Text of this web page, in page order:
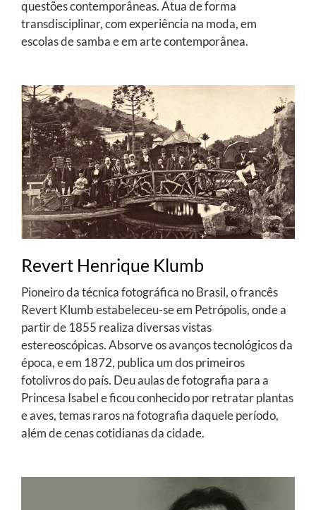
questões contemporâneas. Atua de forma
transdisciplinar, com experiência na moda, em
escolas de samba e em arte contemporânea.
Revert Henrique Klumb
Pioneiro da técnica fotográfica no Brasil, o francês
Revert Klumb estabeleceu-se em Petrópolis, onde a
partir de 1855 realiza diversas vistas
estereoscópicas. Absorve os avanços tecnológicos da
época, e em 1872, publica um dos primeiros
fotolivros do país. Deu aulas de fotografia para a
Princesa Isabel e ficou conhecido por retratar plantas
e aves, temas raros na fotografia daquele período,
além de cenas cotidianas da cidade.